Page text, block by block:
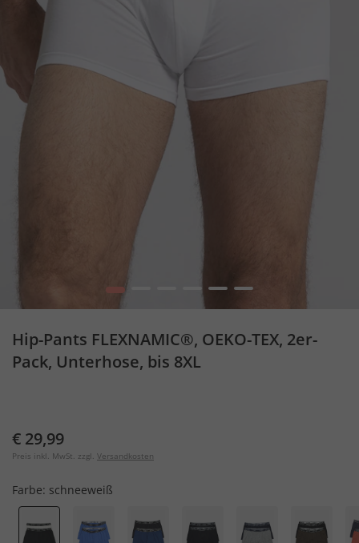
1 5 6
Hip-Pants FLEXNAMIC®, OEKO-TEX, 2er-
Pack, Unterhose, bis 8XL
€ 29,99
Preis inkl. MwSt. zzgl. Versandkosten
Farbe: schneeweiß